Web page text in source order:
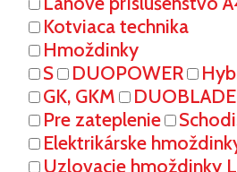
Kotviaca technika
Hmoždinky
S
DUOPOWER
GK, GKM
DUOBLADE
Pre zateplenie
Elektrikárske
Uzlovacie hmoždinky